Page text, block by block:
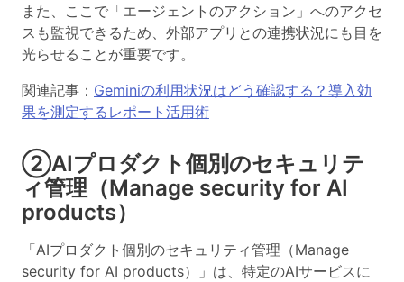
また、ここで「エージェントのアクション」へのアクセ
スも監視できるため、外部アプリとの連携状況にも目を
光らせることが重要です。
関連記事： Geminiの利用状況はどう確認する？導入効
果を測定するレポート活用術
②AIプロダクト個別のセキュリテ
ィ管理（Manage security for AI
products）
「AIプロダクト個別のセキュリティ管理（Manage
security for AI products）」は、 特定のAIサービスに